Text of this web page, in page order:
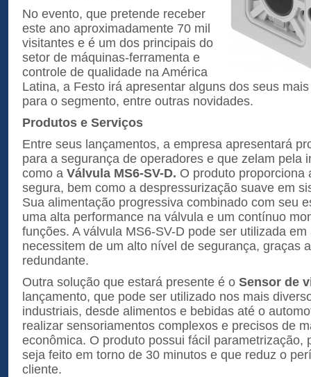
No evento, que pretende receber
este ano aproximadamente 70 mil
visitantes e é um dos principais do
setor de máquinas-ferramenta e
controle de qualidade na América
Latina, a Festo irá apresentar alguns dos seus
para o segmento, entre outras novidades.
Produtos e Serviços
Entre seus lançamentos, a empresa apresentará
para a segurança de operadores e que zelam pela
como a Válvula MS6-SV-D. O produto proporciona
segura, bem como a despressurização suave em
Sua alimentação progressiva combinado com seu
uma alta performance na válvula e um contínuo
funções. A válvula MS6-SV-D pode ser utilizada
necessitem de um alto nível de segurança, graças
redundante.
Outra solução que estará presente é o Sensor de
lançamento, que pode ser utilizado nos mais
industriais, desde alimentos e bebidas até o
realizar sensoriamentos complexos e precisos de
econômica. O produto possui fácil parametrização,
seja feito em torno de 30 minutos e que reduz o
cliente.